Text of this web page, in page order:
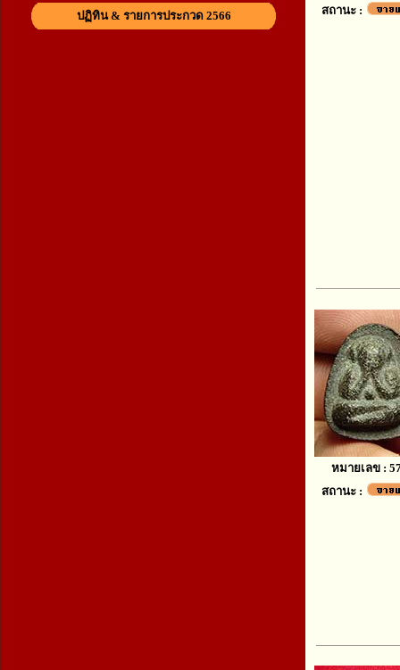
ปฏิทิน & รายการประกวด 2566
สถานะ :
หมายเลข :
สถานะ :